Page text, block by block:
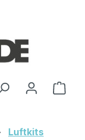
Luftkits